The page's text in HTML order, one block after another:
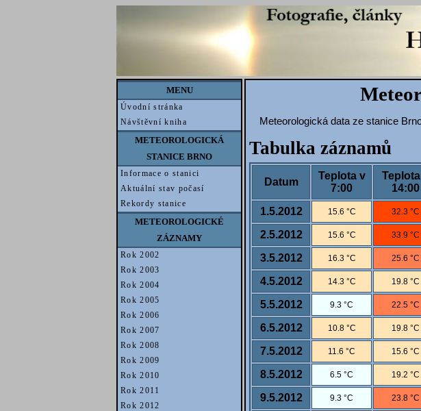
MENU
Úvodní stránka
Návštěvní kniha
METEOROLOGICKÁ
STANICE BRNO
Informace o stanici
Aktuální stav počasí
Rekordy stanice
METEOROLOGICKÉ
ZÁZNAMY
Rok 2002
Rok 2003
Rok 2004
Rok 2005
Rok 2006
Rok 2007
Rok 2008
Rok 2009
Rok 2010
Rok 2011
Rok 2012
Meteorologická data ze stanice
Tabulka záznamů
Datum
Teplota v
7:00
14:00
1.5.2012 15.6 °C 32.3 °C
2.5.2012 15.6 °C 33.9 °C
3.5.2012 16.3 °C 25.6 °C
4.5.2012 14.3 °C 19.8 °C
5.5.2012 9.3 °C 22.5 °C
6.5.2012 10.8 °C 19.8 °C
7.5.2012 11.6 °C 15.6 °C
8.5.2012 6.5 °C 19.2 °C
9.5.2012 9.3 °C 23.8 °C